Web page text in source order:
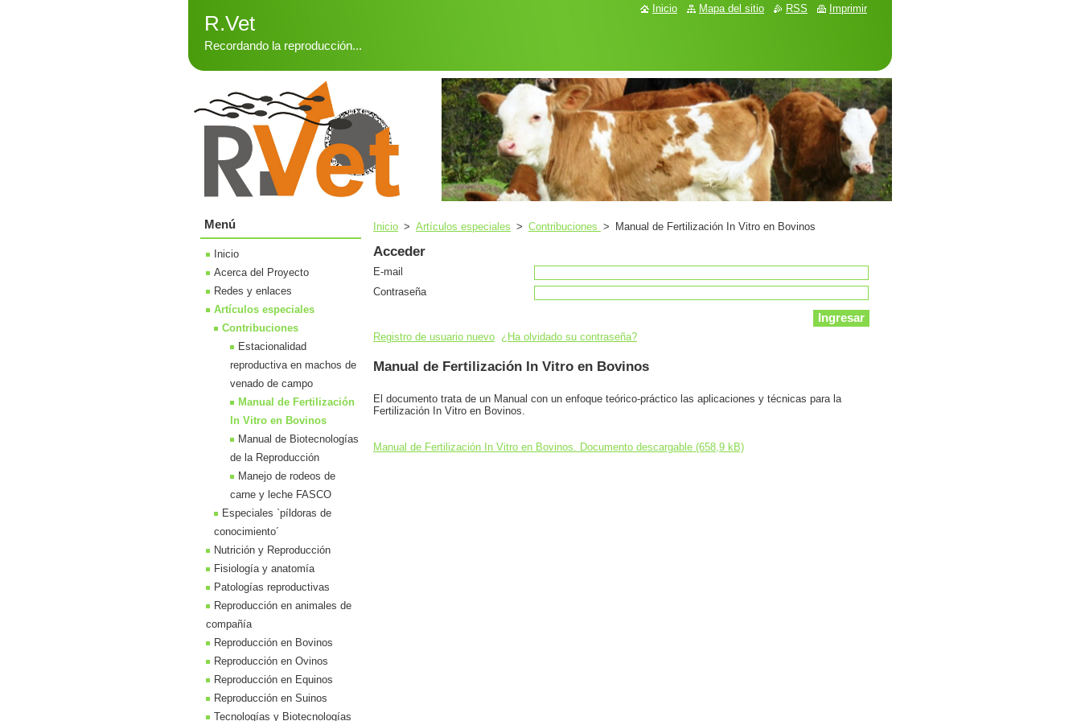
R.Vet
Recordando la reproducción...
Inicio > Artículos especiales > Contribuciones > Manual de Fertilización In Vitro en Bovinos
Acceder
E-mail
Contraseña
Registro de usuario nuevo ¿Ha olvidado su contraseña?
Manual de Fertilización In Vitro en Bovinos
El documento trata de un Manual con un enfoque teórico-práctico las aplicaciones y técnicas para la
Fertilización In Vitro en Bovinos.
Manual de Fertilización In Vitro en Bovinos. Documento descargable (658,9 kB)
Menú
Inicio
Acerca del Proyecto
Redes y enlaces
Artículos especiales
Contribuciones
Estacionalidad
reproductiva en machos de
venado de campo
Manual de Fertilización
In Vitro en Bovinos
Manual de Biotecnologías
de la Reproducción
Manejo de rodeos de
carne y leche FASCO
Especiales `píldoras de
conocimiento´
Nutrición y Reproducción
Fisiología y anatomía
Patologías reproductivas
Reproducción en animales de
compañía
Reproducción en Bovinos
Reproducción en Ovinos
Reproducción en Equinos
Reproducción en Suinos
Tecnologías y Biotecnologías
Inicio Mapa del sitio RSS Imprimir